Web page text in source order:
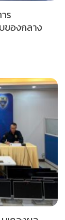
ร
ของกลาง